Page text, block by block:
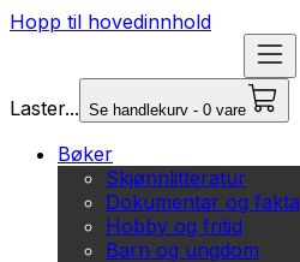
Hopp til hovedinnhold
Laster... Se handlekurv - 0 vare
Bøker
Skjønnlitteratur
Dokumentar og fakta
Hobby og fritid
Barn og ungdom